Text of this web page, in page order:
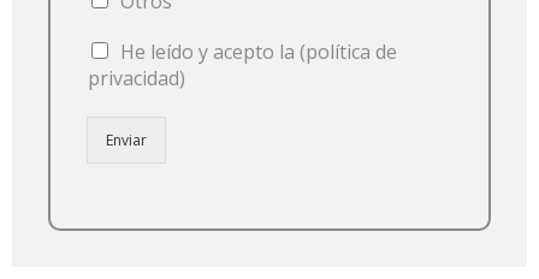
He leído y acepto la (política de
privacidad)
Enviar